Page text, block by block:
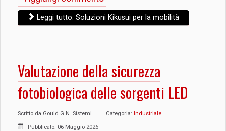
Leggi tutto: Soluzioni Kikusui per la mobilità
Valutazione della sicurezza
fotobiologica delle sorgenti LED
Scritto da Gould G.N. Sistemi Categoria: Industriale
Pubblicato: 06 Maggio 2026